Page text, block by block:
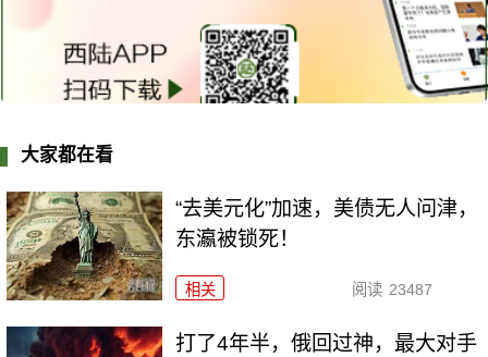
大家都在看
“去美元化”加速，美债无人问津，
东瀛被锁死！
相关 阅读 23487
打了4年半，俄回过神，最大对手